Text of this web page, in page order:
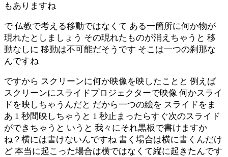
もありますね
で 仏教で考える移動ではなくて ある一箇所に何か物が
現れたとしましょう その現れたものが消えちゃうと 移
動なしに 移動は不可能だそうです そこは一つの刹那な
んですね
ですから スクリーンに何か映像を映したことと 例えば
スクリーンにスライドプロジェクターで映像 何かスライ
ドを映しちゃうんだと だから一つの絵を スライドをま
あ 1 秒間映しちゃうと 1 秒止まったらすぐ次のスライド
ができちゃうと いうと 我々にそれ黒板で書けますか
ね？横には書けないんですね 書く場合は横に書くんだけ
ど 本当に起こった場合は横ではなくて縦に起きたんです